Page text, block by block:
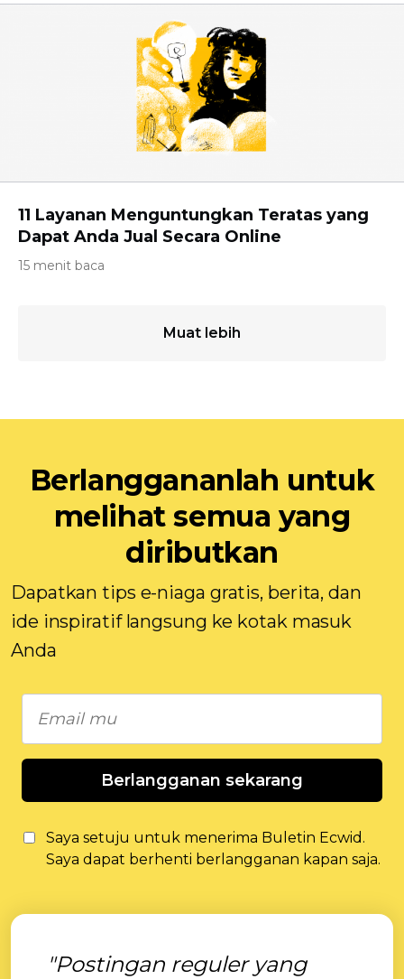
11 Layanan Menguntungkan Teratas yang
Dapat Anda Jual Secara Online
15 menit baca
Muat lebih
Berlanggananlah untuk
melihat semua yang
diributkan
Dapatkan tips e-niaga gratis, berita, dan
ide inspiratif langsung ke kotak masuk
Anda
Berlangganan sekarang
Saya setuju untuk menerima Buletin Ecwid.
Saya dapat berhenti berlangganan kapan saja.
"Postingan reguler yang